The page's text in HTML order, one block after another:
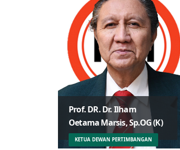
Prof. DR. Dr. Ilham
Oetama Marsis, Sp.OG (K)
KETUA DEWAN PERTIMBANGAN
DR. Dr. Mohammad Adib